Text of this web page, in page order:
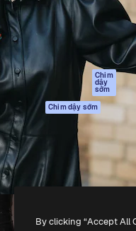
Trình tạo video AI
Máy phát giọng nói
AI
Nội dung kho
MCP dành cho
Claude/ChatGPT
Chim
dậy
sớm
Agents Chim dậy sớm
Giao diện lập trình
ứng dụng (API)
Ứng dụng di động
Tất cả các công cụ
Magnific
Bản
By clicking “Accept All